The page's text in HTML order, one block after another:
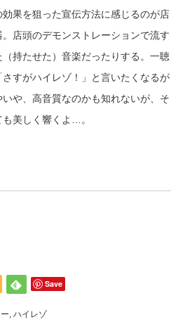
果を狙った宣伝方法に感じるのが店
店頭のデモンストレーションで流す
持たせた）音楽だったりする。一聴
すがハイレゾ！」と言いたくなるが
や、高音質なのかも知れないが、そ
美しく響くよ…。
Save
, ハイレゾ